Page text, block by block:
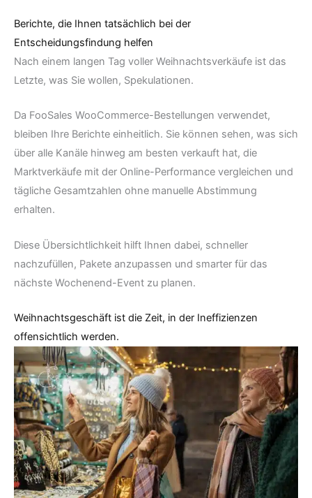
Berichte, die Ihnen tatsächlich bei der
Entscheidungsfindung helfen
Nach einem langen Tag voller Weihnachtsverkäufe ist das
Letzte, was Sie wollen, Spekulationen.
Da FooSales WooCommerce-Bestellungen verwendet,
bleiben Ihre Berichte einheitlich. Sie können sehen, was sich
über alle Kanäle hinweg am besten verkauft hat, die
Marktverkäufe mit der Online-Performance vergleichen und
tägliche Gesamtzahlen ohne manuelle Abstimmung
erhalten.
Diese Übersichtlichkeit hilft Ihnen dabei, schneller
nachzufüllen, Pakete anzupassen und smarter für das
nächste Wochenend-Event zu planen.
Weihnachtsgeschäft ist die Zeit, in der Ineffizienzen
offensichtlich werden.